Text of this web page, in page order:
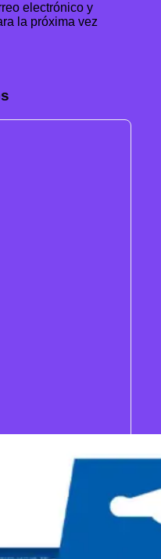
electrónico y
la próxima vez